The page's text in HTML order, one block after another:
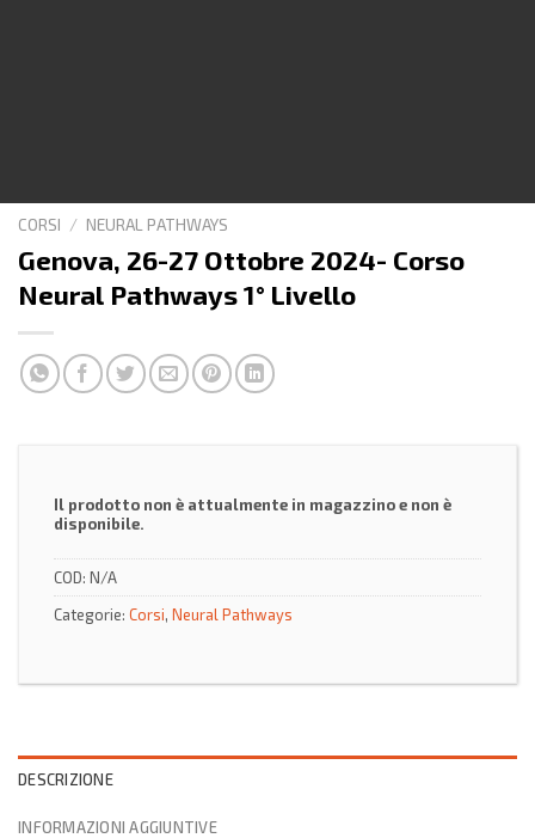
CORSI / NEURAL PATHWAYS
Genova, 26-27 Ottobre 2024- Corso
Neural Pathways 1° Livello
Il prodotto non è attualmente in magazzino e non è
disponibile.
COD: N/A
Categorie: Corsi, Neural Pathways
DESCRIZIONE
INFORMAZIONI AGGIUNTIVE